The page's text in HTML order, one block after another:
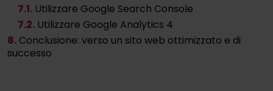
7.1. Utilizzare Google Search Console
7.2. Utilizzare Google Analytics 4
8. Conclusione: verso un sito web ottimizzato e di
successo